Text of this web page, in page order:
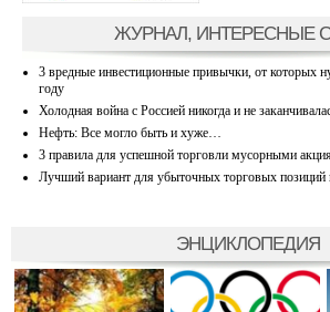
ЖУРНАЛ, ИНТЕРЕСНЫЕ
3 вредные инвестиционные привычки, от которых
году
Холодная война с Россией никогда и не
Нефть: Все могло быть и хуже…
3 правила для успешной торговли мусорными
Лучший вариант для убыточных торговых позиций
ЭНЦИКЛОПЕДИЯ